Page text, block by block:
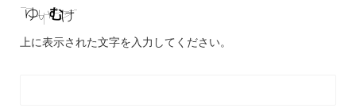
上に表示された文字を入力してください。